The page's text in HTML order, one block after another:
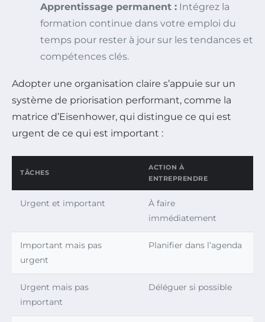
Apprentissage permanent : Intégrez la
formation continue dans votre emploi du
temps pour rester à jour sur les tendances et
compétences clés.
Adopter une organisation claire s’appuie sur un
système de priorisation performant, comme la
matrice d’Eisenhower, qui distingue ce qui est
urgent de ce qui est important :
TÂCHES
ACTION À
ENTREPRENDRE
Urgent et important
À faire
immédiatement
Important mais pas
urgent
Planifier dans l’agenda
Urgent mais pas
important
Déléguer si possible